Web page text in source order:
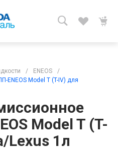
/ ENEOS
/
ENEOS Model T (T-IV) для
Model T (T-
Lexus 1л